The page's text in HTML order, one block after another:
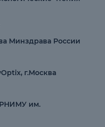
Минздрава России
г.Москва
РНИМУ им.